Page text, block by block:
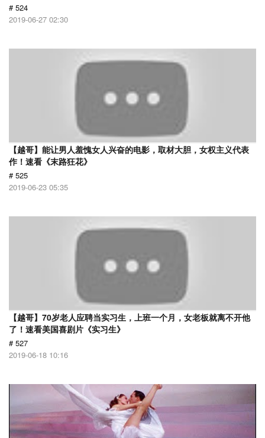
# 524
2019-06-27 02:30
【越哥】能让男人羞愧女人兴奋的电影，取材大胆，女权主义代表
作！速看《末路狂花》
# 525
2019-06-23 05:35
【越哥】70岁老人应聘当实习生，上班一个月，女老板就离不开他
了！速看美国喜剧片《实习生》
# 527
2019-06-18 10:16